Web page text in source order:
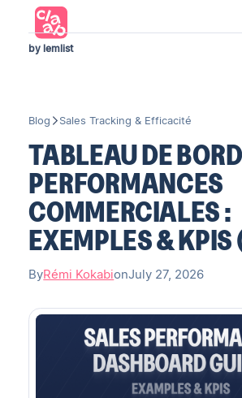
by lemlist
Blog Sales Tracking & Efficacité
TABLEAU DE
PERFORMANCES
COMMERCIALES :
EXEMPLES &
ByRémi KokabionJuly 27, 2026